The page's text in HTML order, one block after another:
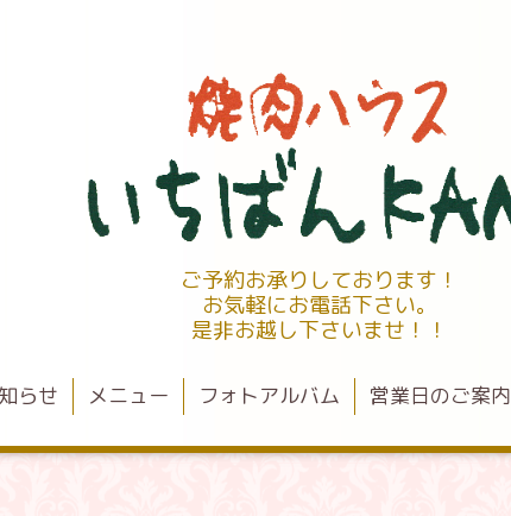
ご予約お承りしております！
お気軽にお電話下さい。
是非お越し下さいませ！！
らせ メニュー フォトアルバム 営業日のご案内